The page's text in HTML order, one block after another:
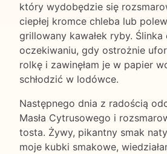
który wydobędzie się
ciepłej kromce chleba lub
grillowany kawałek ryby. Ślinka
oczekiwaniu, gdy ostrożnie
rolkę i zawinęłam je w papier
schłodzić w lodówce.
Następnego dnia z radością
Masła Cytrusowego i
tosta. Żywy, pikantny smak
moje kubki smakowe,